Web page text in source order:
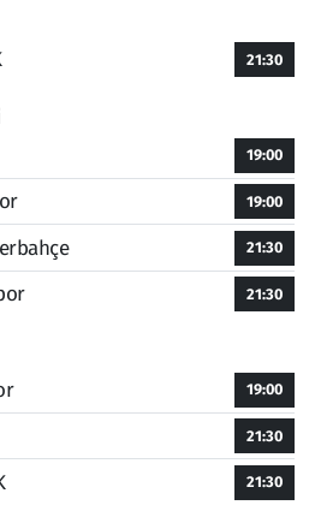
21:30
19:00
19:00
21:30
21:30
19:00
21:30
21:30